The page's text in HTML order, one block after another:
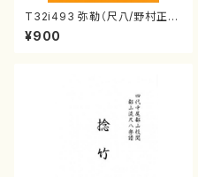
T32i493 弥勒（尺八/野村正
峰/楽譜）都山流公刊楽譜曲番:2
202
¥900